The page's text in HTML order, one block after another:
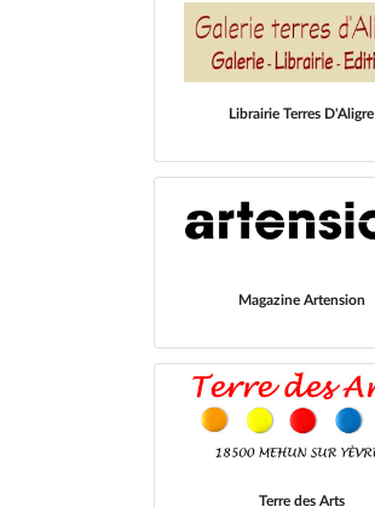
Librairie Terres D'Aligre
Magazine Artension
Terre des Arts